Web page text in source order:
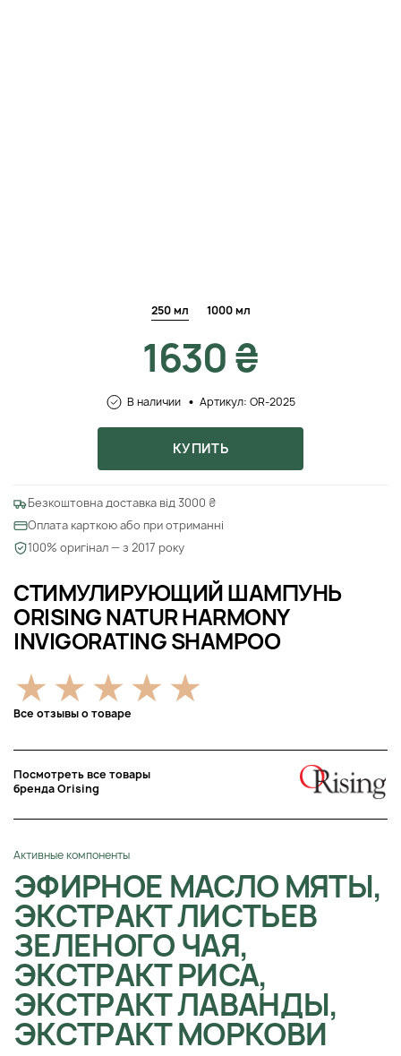
СТИМУЛИРУЮЩИЙ ШАМПУНЬ
ORISING NATUR HARMONY
INVIGORATING SHAMPOO
Все отзывы о товаре
Посмотреть все товары
бренда Orising
Активные компоненты
ЭФИРНОЕ МАСЛО МЯТЫ,
ЭКСТРАКТ ЛИСТЬЕВ
ЗЕЛЕНОГО ЧАЯ,
ЭКСТРАКТ РИСА,
ЭКСТРАКТ ЛАВАНДЫ,
ЭКСТРАКТ МОРКОВИ
250 мл 1000 мл
1630 ₴
В наличии Артикул: OR-2025
КУПИТЬ
Безкоштовна доставка від 3000 ₴
Оплата карткою або при отриманні
100% оригінал — з 2017 року